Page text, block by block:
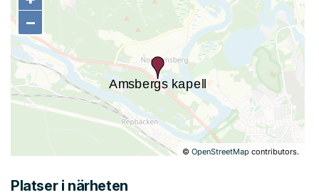
−
©OpenStreetMap contributors.
−
Platser i närheten